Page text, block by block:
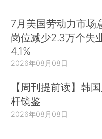
7月美国劳动力市场
岗位减少2.3万个失
4.1%
2026年08月08日
【周刊提前读】韩
杆镜鉴
2026年08月08日